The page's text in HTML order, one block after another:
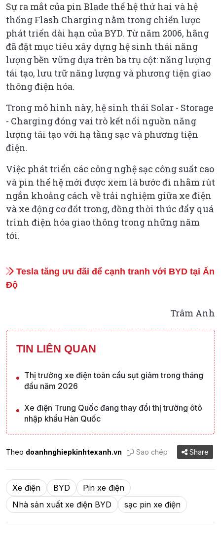
Sự ra mắt của pin Blade thế hệ thứ hai và hệ
thống Flash Charging nằm trong chiến lược
phát triển dài hạn của BYD. Từ năm 2006, hãng
đã đặt mục tiêu xây dựng hệ sinh thái năng
lượng bền vững dựa trên ba trụ cột: năng lượng
tái tạo, lưu trữ năng lượng và phương tiện giao
thông điện hóa.
Trong mô hình này, hệ sinh thái Solar - Storage
- Charging đóng vai trò kết nối nguồn năng
lượng tái tạo với hạ tầng sạc và phương tiện
điện.
Việc phát triển các công nghệ sạc công suất cao
và pin thế hệ mới được xem là bước đi nhằm rút
ngắn khoảng cách về trải nghiệm giữa xe điện
và xe động cơ đốt trong, đồng thời thúc đẩy quá
trình điện hóa giao thông trong những năm
tới.
Tesla tăng ưu đãi để cạnh tranh với BYD tại Ấn
Độ
Trâm Anh
TIN LIÊN QUAN
Thị trường xe điện toàn cầu sụt giảm trong tháng
đầu năm 2026
Xe điện Trung Quốc đang thay đổi thị trường ôtô
nhập khẩu Hàn Quốc
Theo doanhnghiepkinhtexanh.vn Sao chép Share
Xe điện BYD
Pin xe điện
Nhà sản xuất xe điện BYD
sạc pin xe điện